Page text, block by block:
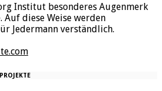
Institut besonderes Augenmerk
diese Weise werden
Jedermann verständlich.